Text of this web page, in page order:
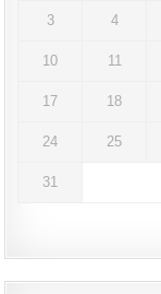
3 4
10 11
17 18
24 25
31